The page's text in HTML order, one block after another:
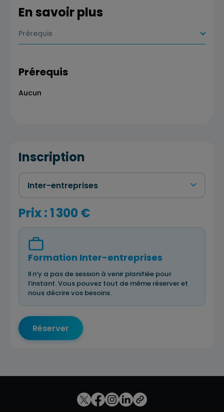
En savoir plus
Prérequis
Prérequis
Aucun
Inscription
Prix : 1 300 €
Formation Inter-entreprises
Il n’y a pas de session à venir planifiée pour
l’instant. Vous pouvez tout de même réserver et
nous décrire vos besoins.
Réserver